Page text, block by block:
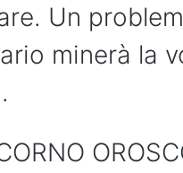
Un
minerà la